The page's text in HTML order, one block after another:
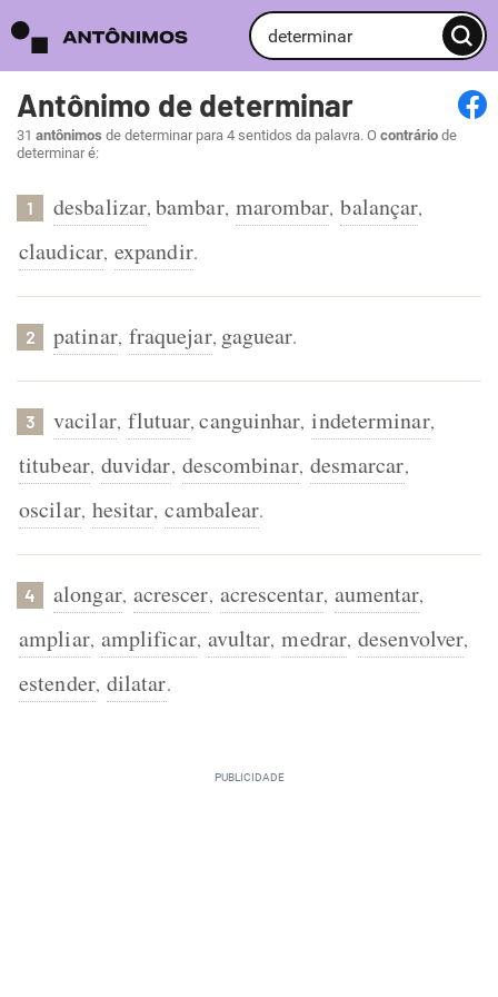
Antônimo de determinar
31 antônimos de determinar para 4 sentidos da palavra. O contrário de
determinar é:
1 desbalizar, bambar, marombar, balançar,
claudicar, expandir.
2 patinar, fraquejar, gaguear.
3 vacilar, flutuar,canguinhar, indeterminar,
titubear, duvidar, descombinar, desmarcar,
oscilar, hesitar, cambalear.
4 alongar, acrescer, acrescentar, aumentar,
ampliar, amplificar, avultar, medrar, desenvolver,
estender, dilatar.